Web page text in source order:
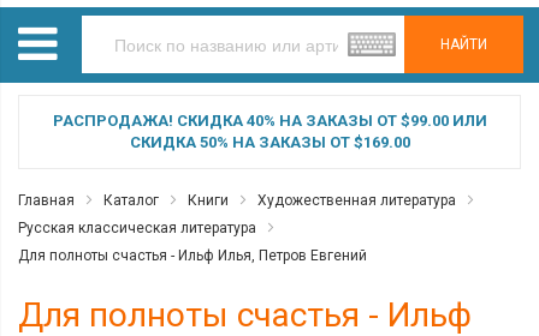
НАЙТИ
РАСПРОДАЖА! СКИДКА 40% НА ЗАКАЗЫ ОТ $99.00 ИЛИ
СКИДКА 50% НА ЗАКАЗЫ ОТ $169.00
Главная Каталог Книги
Художественная литература
Русская классическая литература
Для полноты счастья - Ильф Илья, Петров Евгений
Для полноты счастья - Ильф